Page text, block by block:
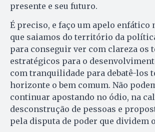
presente e seu futuro.
É preciso, e faço um apelo enfático
que saiamos do território da
para conseguir ver com clareza os
estratégicos para o
com tranquilidade para debatê-los
horizonte o bem comum. Não
continuar apostando no ódio, na
desconstrução de pessoas e
pela disputa de poder que dividem